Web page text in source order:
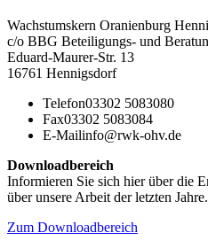
Wachstumskern Oranienburg
c/o BBG Beteiligungs- und
Eduard-Maurer-Str. 13
16761 Hennigsdorf
Telefon03302 5083080
Fax03302 5083084
E-Mailinfo@rwk-ohv.de
Downloadbereich
Informieren Sie sich hier über die
über unsere Arbeit der letzten Jahre.
Zum Downloadbereich